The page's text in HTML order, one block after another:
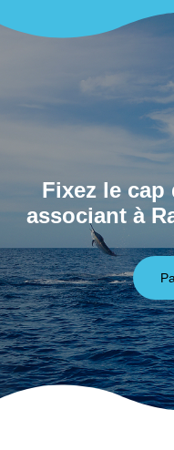
Fixez le cap
associant à